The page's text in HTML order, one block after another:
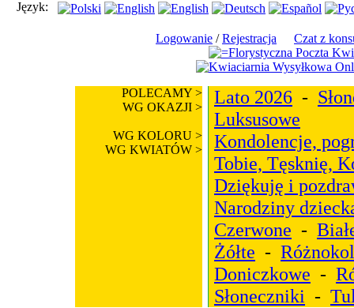
Język:
Logowanie /Rejestracja Czat z
POLECAMY >
WG OKAZJI >
WG KOLORU >
WG KWIATÓW >
Lato 2026 -
Luksusowe
Kondolencje,
Tobie, Tęsknię,
Dziękuję i
Narodziny
Czerwone -
Żółte -
Doniczkowe -
Słoneczniki -